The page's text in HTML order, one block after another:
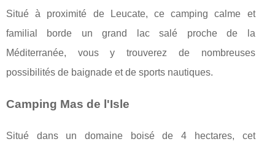
Situé à proximité de Leucate, ce camping calme et
familial borde un grand lac salé proche de la
Méditerranée, vous y trouverez de nombreuses
possibilités de baignade et de sports nautiques.
Camping Mas de l'Isle
Situé dans un domaine boisé de 4 hectares, cet